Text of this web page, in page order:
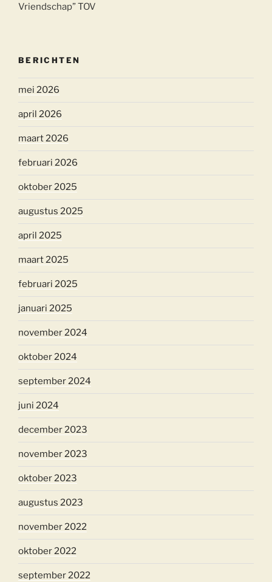
Vriendschap” TOV
BERICHTEN
mei 2026
april 2026
maart 2026
februari 2026
oktober 2025
augustus 2025
april 2025
maart 2025
februari 2025
januari 2025
november 2024
oktober 2024
september 2024
juni 2024
december 2023
november 2023
oktober 2023
augustus 2023
november 2022
oktober 2022
september 2022